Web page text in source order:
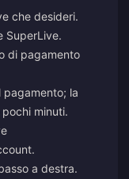
che desideri.
SuperLive.
di pagamento
pagamento; la
minuti.
a destra.